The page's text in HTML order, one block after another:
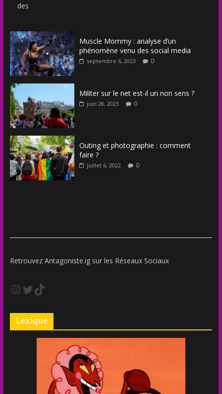
des
Muscle Mommy : analyse d’un
phénomène venu des social media
septembre 6, 2023 0
Militer sur le net est-il un non sens ?
juin 28, 2023 0
Outing et photographie : comment
faire ?
juillet 6, 2022 0
Retrouvez Antagoniste.ig sur les Réseaux Sociaux
Lexique